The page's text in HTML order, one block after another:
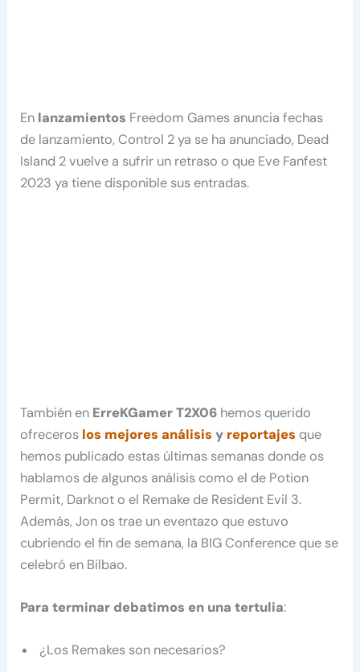
En lanzamientos Freedom Games anuncia fechas
de lanzamiento, Control 2 ya se ha anunciado, Dead
Island 2 vuelve a sufrir un retraso o que Eve Fanfest
2023 ya tiene disponible sus entradas.
También en ErreKGamer T2X06 hemos querido
ofreceros los mejores análisis y reportajes que
hemos publicado estas últimas semanas donde os
hablamos de algunos análisis como el de Potion
Permit, Darknot o el Remake de Resident Evil 3.
Además, Jon os trae un eventazo que estuvo
cubriendo el fin de semana, la BIG Conference que se
celebró en Bilbao.
Para terminar debatimos en una tertulia:
¿Los Remakes son necesarios?